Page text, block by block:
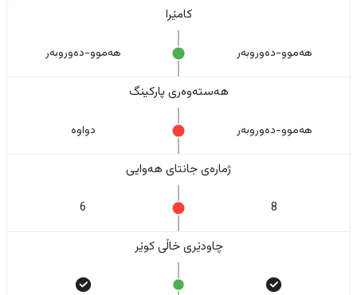
کامێرا
هەموو-دەوروبەر هەموو-دەوروبەر
هەستەوەری پارکینگ
هەموو-دەوروبەر دواوە
ژمارەی جانتای هەوایی
8
6
چاودێری خاڵی کوێر